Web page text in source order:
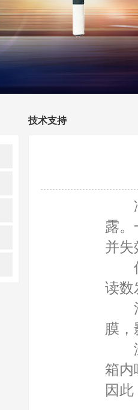
技术支持
冷
露。
并失
传
读数
污
膜，
温
箱内
因